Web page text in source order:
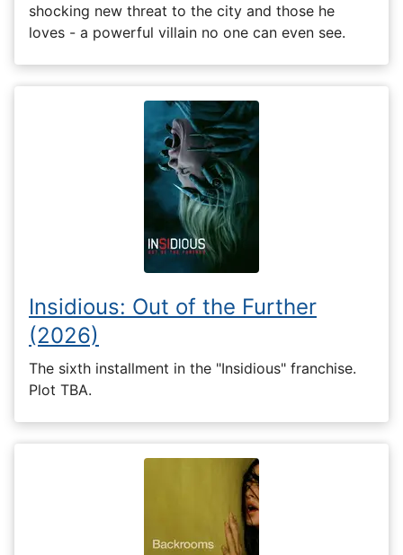
shocking new threat to the city and those he
loves - a powerful villain no one can even see.
Insidious: Out of the Further
(2026)
The sixth installment in the "Insidious" franchise.
Plot TBA.